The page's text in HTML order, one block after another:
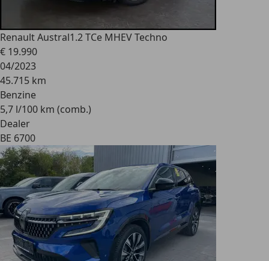
Renault Austral1.2 TCe MHEV Techno
€ 19.990
04/2023
45.715 km
Benzine
5,7 l/100 km (comb.)
Dealer
BE 6700